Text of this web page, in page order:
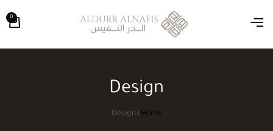
0
Design
Home
Design